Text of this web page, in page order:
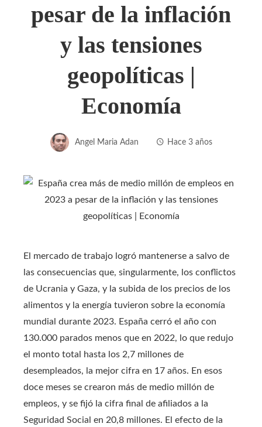
pesar de la inflación
y las tensiones
geopolíticas |
Economía
Angel Maria Adan Hace 3 años
El mercado de trabajo logró mantenerse a salvo de
las consecuencias que, singularmente, los conflictos
de Ucrania y Gaza, y la subida de los precios de los
alimentos y la energía tuvieron sobre la economía
mundial durante 2023. España cerró el año con
130.000 parados menos que en 2022, lo que redujo
el monto total hasta los 2,7 millones de
desempleados, la mejor cifra en 17 años. En esos
doce meses se crearon más de medio millón de
empleos, y se fijó la cifra final de afiliados a la
Seguridad Social en 20,8 millones. El efecto de la